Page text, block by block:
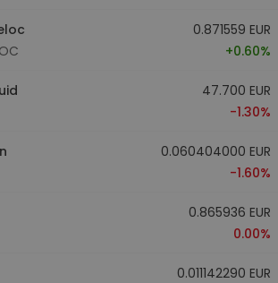
0.871559 EUR
+0.60%
47.700 EUR
-1.30%
0.060404000 EUR
-1.60%
0.865936 EUR
0.00%
0.011142290 EUR